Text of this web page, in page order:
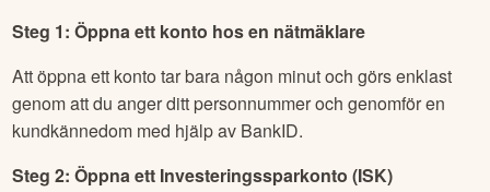
Steg 1: Öppna ett konto hos en nätmäklare
Att öppna ett konto tar bara någon minut och görs enklast
genom att du anger ditt personnummer och genomför en
kundkännedom med hjälp av BankID.
Steg 2: Öppna ett Investeringssparkonto (ISK)